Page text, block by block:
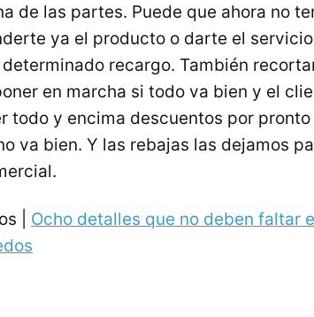
de las partes. Puede que ahora no
ya el producto o darte el
recargo. También
en marcha si todo va bien y el
todo y encima descuentos por
va bien. Y las rebajas las dejamos
| Ocho detalles que no deben faltar